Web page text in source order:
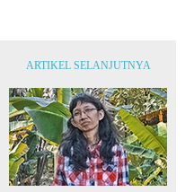
ARTIKEL SELANJUTNYA